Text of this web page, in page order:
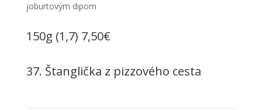
joburtovým dipom
150g (1,7) 7,50€
37. Štanglička z pizzového cesta